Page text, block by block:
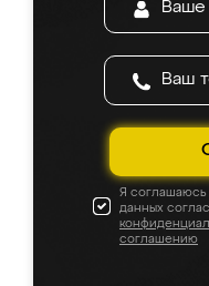
Я соглашаюсь
данных
соглашению